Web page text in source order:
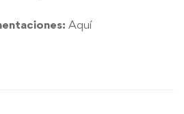
Aquí